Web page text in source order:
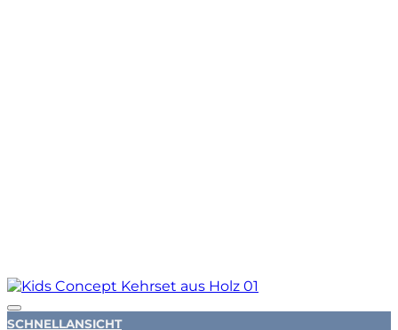
Auf die Wunschliste
SCHNELLANSICHT